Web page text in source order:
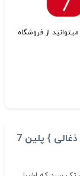
از فروشگاه
کباب پز سفری و خانگی دوگانه سوز { گازی ذغالی } پلین 7